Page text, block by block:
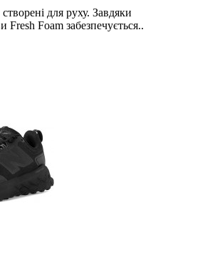
для руху. Завдяки
Foаm забезпечується..